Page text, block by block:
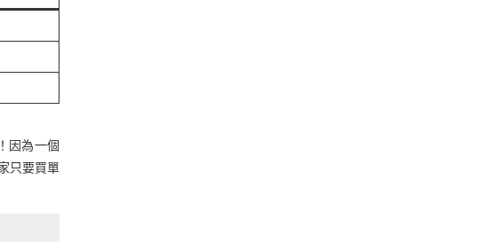
因為一個
只要買單